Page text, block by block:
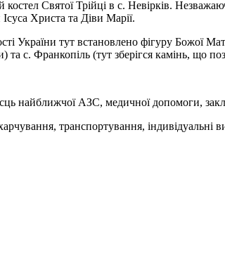
Святої Трійці в с. Невірків.
Христа та Діви Марії.
України тут встановлено фігуру Божої
та с. Франкопіль (тут зберігся камінь, що
найближчої АЗС, медичної допомоги,
транспортування, індивідуальні